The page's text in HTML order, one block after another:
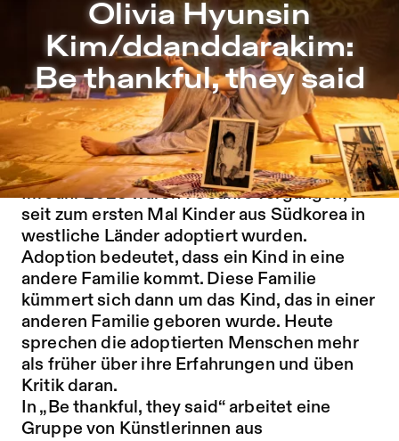
Zu Programm springen
Zu Aktuelles springen
Zu Seiten springen
Olivia Hyunsin Kim/ddanddarakim: Be thankful, they
Olivia Hyunsin
Kim/ddanddarakim:
Be thankful, they said
Ankündigungstext in Einfacher Sprache mit
Erklärungen
Im Jahr 2023 waren 70 Jahre vergangen,
seit zum ersten Mal Kinder aus Südkorea in
westliche Länder adoptiert wurden.
Adoption bedeutet, dass ein Kind in eine
andere Familie kommt. Diese Familie
kümmert sich dann um das Kind, das in einer
anderen Familie geboren wurde. Heute
sprechen die adoptierten Menschen mehr
als früher über ihre Erfahrungen und üben
Kritik daran.
In „Be thankful, they said“ arbeitet eine
Gruppe von Künstlerinnen aus